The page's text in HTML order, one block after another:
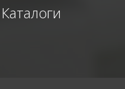
Каталоги